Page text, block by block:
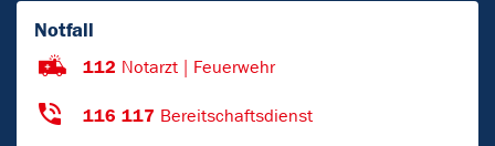
Notfall
112 Notarzt | Feuerwehr
116 117 Bereitschaftsdienst